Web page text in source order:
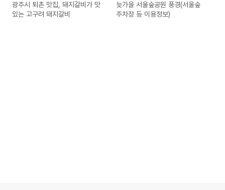
광주시 퇴촌 맛집, 돼지갈비가 맛
있는 고구려 돼지갈비
늦가을 서울숲공원 풍경(서울숲
주차장 등 이용정보)